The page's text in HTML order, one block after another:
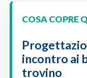
COSA COPRE
incontro ai
trovino